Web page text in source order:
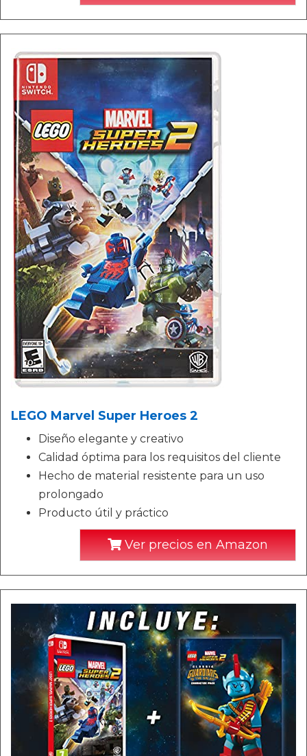
LEGO Marvel Super Heroes 2
Diseño elegante y creativo
Calidad óptima para los requisitos del cliente
Hecho de material resistente para un uso
prolongado
Producto útil y práctico
Ver precios en Amazon